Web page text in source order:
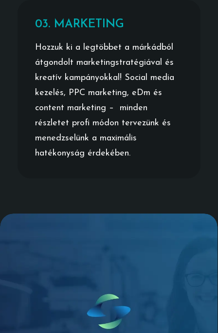
03. MARKETING
Hozzuk ki a legtöbbet a márkádból
átgondolt marketingstratégiával és
kreatív kampányokkal! Social media
kezelés, PPC marketing, eDm és
content marketing – minden
részletet profi módon tervezünk és
menedzselünk a maximális
hatékonyság érdekében.